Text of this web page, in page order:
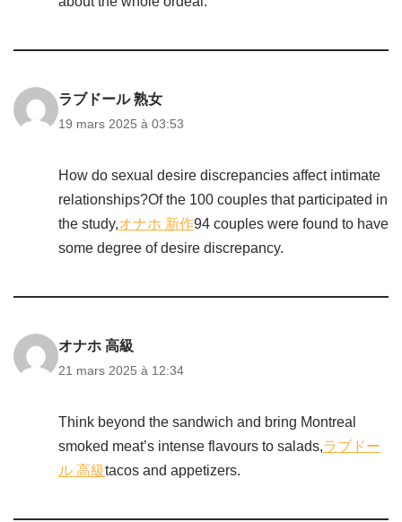
ラブドール 熟女
19 mars 2025 à 03:53
How do sexual desire discrepancies affect intimate
relationships?Of the 100 couples that participated in
the study,オナホ 新作94 couples were found to have
some degree of desire discrepancy.
オナホ 高級
21 mars 2025 à 12:34
Think beyond the sandwich and bring Montreal
smoked meat’s intense flavours to salads,ラブドー
ル 高級tacos and appetizers.